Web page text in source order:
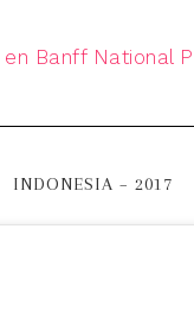
en Banff National
INDONESIA – 2017